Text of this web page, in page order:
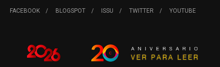
FACEBOOK BLOGSPOT ISSU TWITTER YOUTUBE